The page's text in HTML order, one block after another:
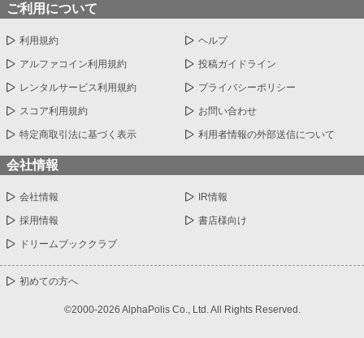
ご利用について
利用規約 ヘルプ
アルファコイン利用規約 投稿ガイドライン
レンタルサービス利用規約 プライバシーポリシー
スコア利用規約 お問い合わせ
特定商取引法に基づく表示 利用者情報の外部送信について
会社情報
会社情報 IR情報
採用情報 書店様向け
ドリームブッククラブ
初めての方へ
©2000-2026 AlphaPolis Co., Ltd. All Rights Reserved.